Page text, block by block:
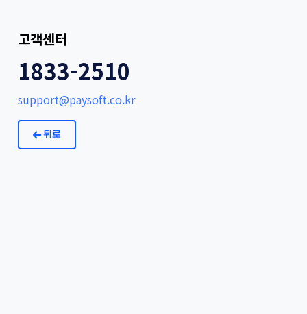
고객센터
1833-2510
support@paysoft.co.kr
뒤로